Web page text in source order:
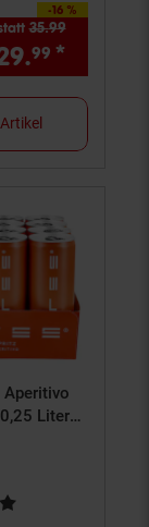
4,49
-16 %
Sparen 16 Prozent,
35.99Alter Preis:
99 *
Aperitivo
Liter
5 von 5